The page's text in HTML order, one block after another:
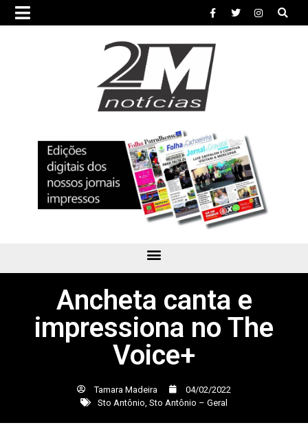
Ancheta canta e
impressiona no The
Voice+
Tamara Madeira
04/02/2022
Sto Antônio Sto Antônio – Geral